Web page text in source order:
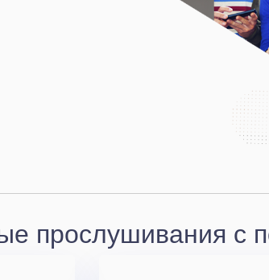
прослушивания с